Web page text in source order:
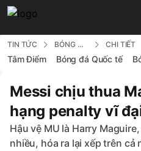
TIN TỨC BÓNG ĐÁ QUỐC TẾ CHI TIẾT
Tâm Điểm Bóng đá Quốc tế
Messi chịu thua
hạng penalty vĩ
Hậu vệ MU là Harry
nhiều, hóa ra lại xếp trên